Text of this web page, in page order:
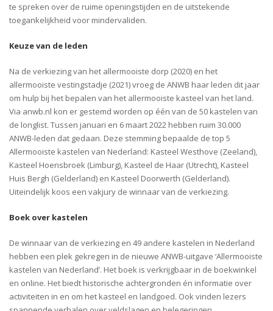
te spreken over de ruime openingstijden en de uitstekende
toegankelijkheid voor mindervaliden.
Keuze van de leden
Na de verkiezing van het allermooiste dorp (2020) en het
allermooiste vestingstadje (2021) vroeg de ANWB haar leden dit jaar
om hulp bij het bepalen van het allermooiste kasteel van het land.
Via anwb.nl kon er gestemd worden op één van de 50 kastelen van
de longlist. Tussen januari en 6 maart 2022 hebben ruim 30.000
ANWB-leden dat gedaan. Deze stemming bepaalde de top 5
Allermooiste kastelen van Nederland: Kasteel Westhove (Zeeland),
Kasteel Hoensbroek (Limburg), Kasteel de Haar (Utrecht), Kasteel
Huis Bergh (Gelderland) en Kasteel Doorwerth (Gelderland).
Uiteindelijk koos een vakjury de winnaar van de verkiezing.
Boek over kastelen
De winnaar van de verkiezing en 49 andere kastelen in Nederland
hebben een plek gekregen in de nieuwe ANWB-uitgave ‘Allermooiste
kastelen van Nederland’. Het boek is verkrijgbaar in de boekwinkel
en online. Het biedt historische achtergronden én informatie over
activiteiten in en om het kasteel en landgoed. Ook vinden lezers